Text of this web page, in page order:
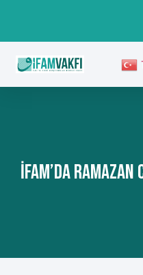
İFAM’da RAMAZAN